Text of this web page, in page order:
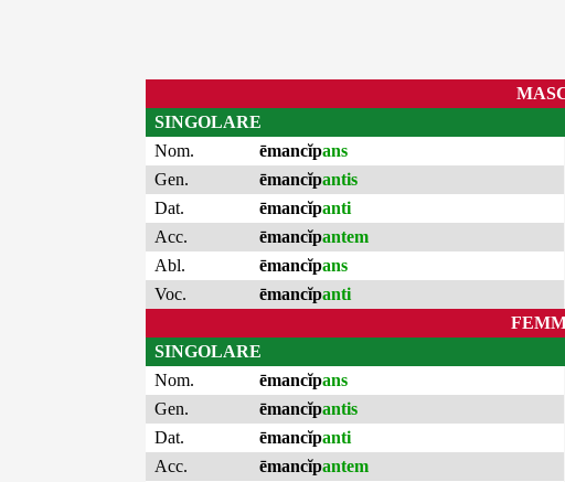
SINGOLARE
Nom.
ēmancĭpans
Gen.
ēmancĭpantis
Dat.
ēmancĭpanti
Acc.
ēmancĭpantem
Abl.
ēmancĭpans
Voc.
ēmancĭpanti
SINGOLARE
Nom.
ēmancĭpans
Gen.
ēmancĭpantis
Dat.
ēmancĭpanti
Acc.
ēmancĭpantem